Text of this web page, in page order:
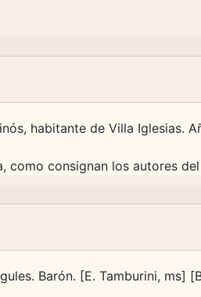
habitante de Villa Iglesias.
como consignan los autores del
Barón. [E. Tamburini, ms]